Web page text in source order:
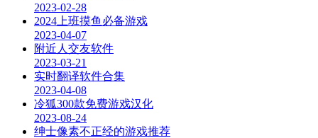
2023-02-28
2024上班摸鱼必备游戏
2023-04-07
附近人交友软件
2023-03-21
实时翻译软件合集
2023-04-08
冷狐300款免费游戏汉化
2023-08-24
绅士像素不正经的游戏推荐